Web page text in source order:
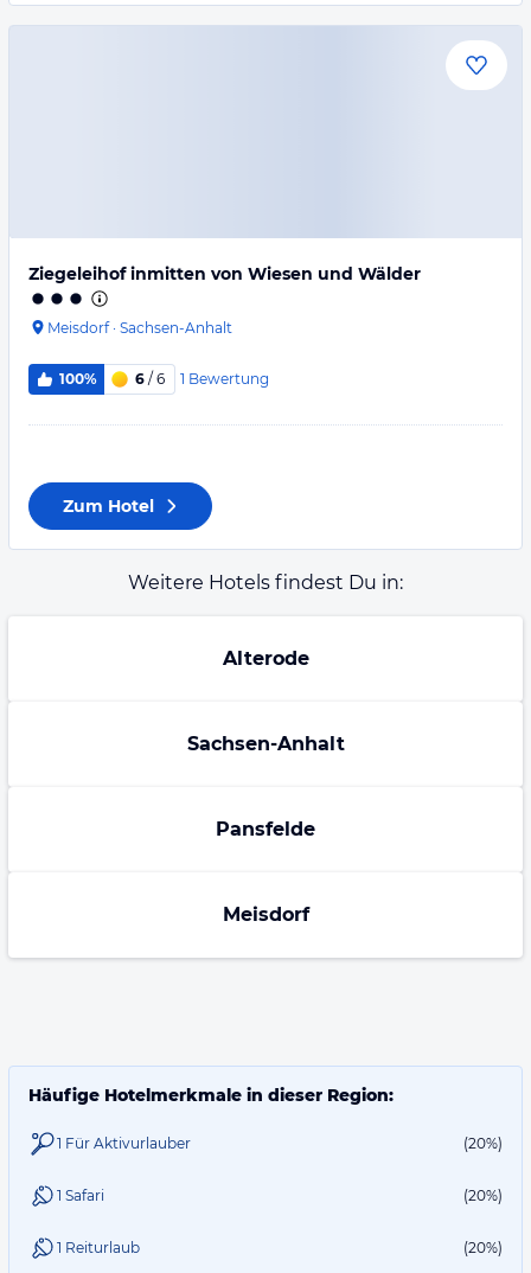
Ziegeleihof inmitten von Wiesen und Wälder
Meisdorf· Sachsen-Anhalt
100% 6 / 6 1 Bewertung
Zum Hotel
Weitere Hotels findest Du in:
Alterode
Sachsen-Anhalt
Pansfelde
Meisdorf
Häufige Hotelmerkmale in dieser Region:
1 Für Aktivurlauber (20%)
1 Safari (20%)
1 Reiturlaub (20%)